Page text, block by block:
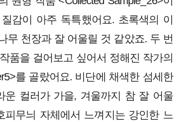
감이 아주 독특했어요. 초록색의 이
무 천장과 잘 어울릴 것 같았죠. 두 번
품을 걸어보고 싶어서 정해진 작가의
를 골랐어요. 비단에 채색한 섬세한
운 컬러가 가을, 겨울까지 참 잘 어울
피무늬 자체에서 느껴지는 강인한 느